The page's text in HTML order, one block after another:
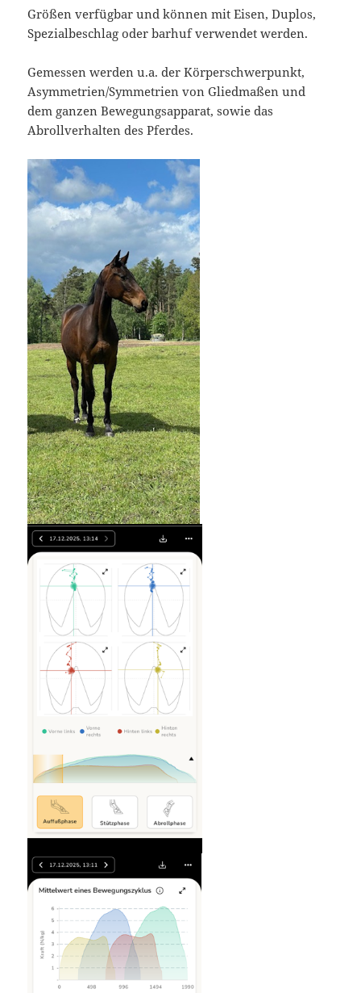
Größen verfügbar und können mit Eisen, Duplos,
Spezialbeschlag oder barhuf verwendet werden.
Gemessen werden u.a. der Körperschwerpunkt,
Asymmetrien/Symmetrien von Gliedmaßen und
dem ganzen Bewegungsapparat, sowie das
Abrollverhalten des Pferdes.